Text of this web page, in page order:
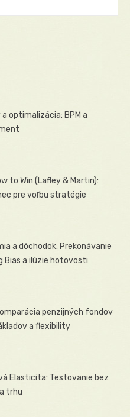
optimalizácia: BPM a
to Win (Lafley & Martin):
pre voľbu stratégie
a dôchodok: Prekonávanie
Bias a ilúzie hotovosti
penzijných fondov
a flexibility
Elasticita: Testovanie bez
trhu